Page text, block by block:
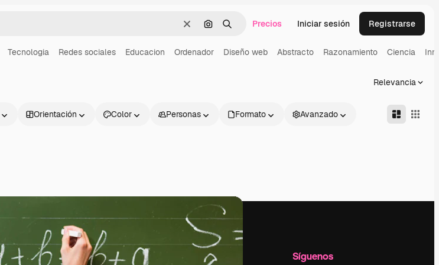
BorrarBuscar por imagen
BuscarPrecios Iniciar sesión Registrarse
Tecnologia Redes sociales Educacion Ordenador Diseño web Abstracto Razonamiento Ciencia
Relevancia
Orientación Color Personas Formato Avanzado
Productos Información útil Empresa Síguenos